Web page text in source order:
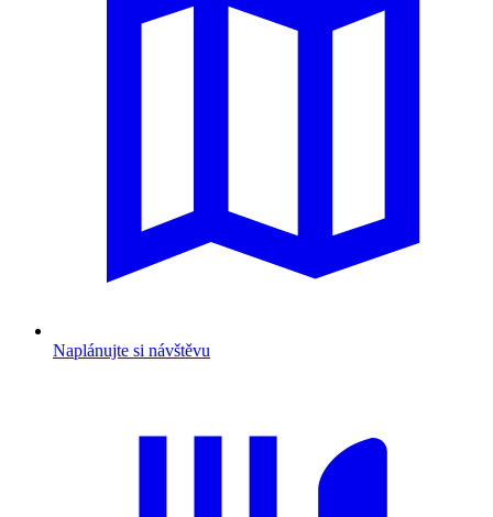
Naplánujte si návštěvu